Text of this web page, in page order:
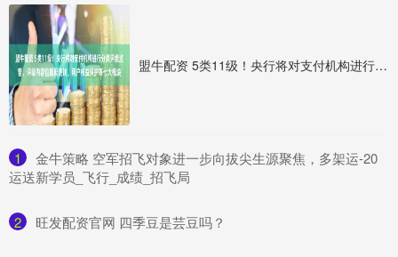
盟牛配资 5类11级！央行将对支付机构进行分类评级监管，评级内容包括反洗钱、用户权益保护等七大模块
1
​金牛策略 空军招飞对象进一步向拔尖生源聚焦，多架运-20
运送新学员_飞行_成绩_招飞局
2 ​旺发配资官网 四季豆是芸豆吗？